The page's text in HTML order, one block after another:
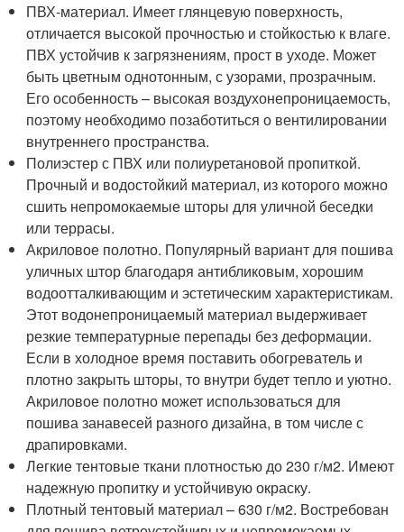
ПВХ-материал. Имеет глянцевую поверхность,
отличается высокой прочностью и стойкостью к влаге.
ПВХ устойчив к загрязнениям, прост в уходе. Может
быть цветным однотонным, с узорами, прозрачным.
Его особенность – высокая воздухонепроницаемость,
поэтому необходимо позаботиться о вентилировании
внутреннего пространства.
Полиэстер с ПВХ или полиуретановой пропиткой.
Прочный и водостойкий материал, из которого можно
сшить непромокаемые шторы для уличной беседки
или террасы.
Акриловое полотно. Популярный вариант для пошива
уличных штор благодаря антибликовым, хорошим
водоотталкивающим и эстетическим характеристикам.
Этот водонепроницаемый материал выдерживает
резкие температурные перепады без деформации.
Если в холодное время поставить обогреватель и
плотно закрыть шторы, то внутри будет тепло и уютно.
Акриловое полотно может использоваться для
пошива занавесей разного дизайна, в том числе с
драпировками.
Легкие тентовые ткани плотностью до 230 г/м2. Имеют
надежную пропитку и устойчивую окраску.
Плотный тентовый материал – 630 г/м2. Востребован